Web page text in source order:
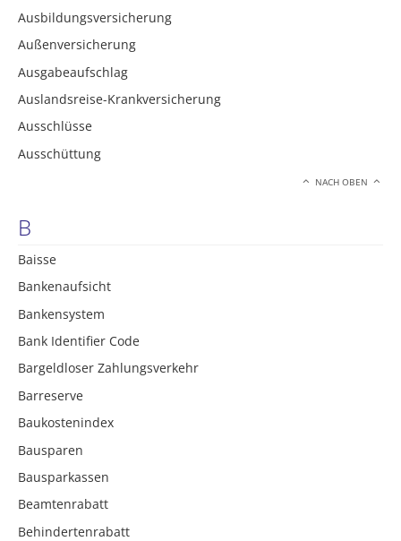
Ausbildungsversicherung
Außenversicherung
Ausgabeaufschlag
Auslandsreise-Krankversicherung
Ausschlüsse
Ausschüttung
NACH OBEN
B
Baisse
Bankenaufsicht
Bankensystem
Bank Identifier Code
Bargeldloser Zahlungsverkehr
Barreserve
Baukostenindex
Bausparen
Bausparkassen
Beamtenrabatt
Behindertenrabatt